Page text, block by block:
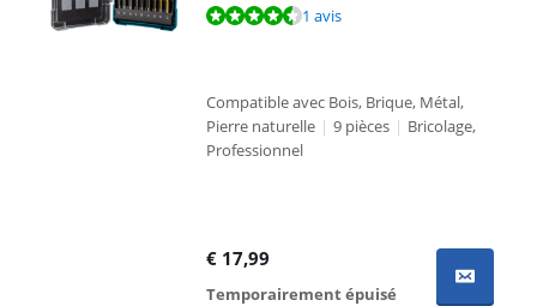
La note est de 9,0 sur 10, basée sur 1 avis.1 avis
Compatible avec Bois, Brique, Métal,
Pierre naturelle | 9 pièces | Bricolage,
Professionnel
€ 17,99
Temporairement épuisé